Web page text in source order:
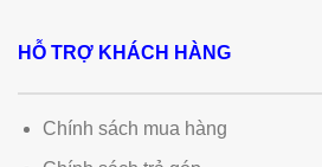
HỖ TRỢ KHÁCH HÀNG
Chính sách mua hàng